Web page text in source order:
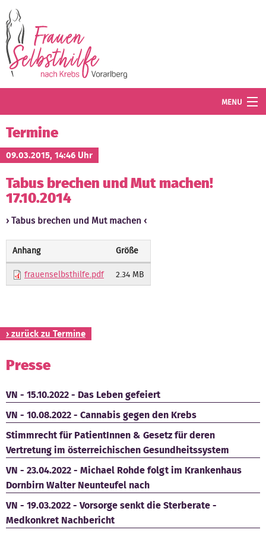
MENU
Termine
Blog
Angebot
Wissenswertes
Mitglied werden
Kontakt
Termine
09.03.2015, 14:46 Uhr
Tabus brechen und Mut machen!
17.10.2014
Tabus brechen und Mut machen
Anhang
Größe
frauenselbsthilfe.pdf
2.34 MB
› zurück zu Termine
Presse
VN - 15.10.2022 - Das Leben gefeiert
VN - 10.08.2022 - Cannabis gegen den Krebs
Stimmrecht für PatientInnen & Gesetz für deren
Vertretung im österreichischen Gesundheitssystem
VN - 23.04.2022 - Michael Rohde folgt im Krankenhaus
Dornbirn Walter Neunteufel nach
VN - 19.03.2022 - Vorsorge senkt die Sterberate -
Medkonkret Nachbericht